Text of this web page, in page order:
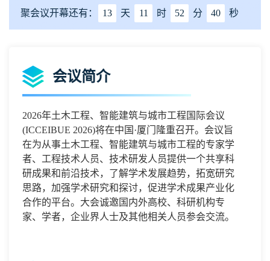
聚会议开幕还有： 13 天 11 时 52 分 40 秒
会议简介
2026年土木工程、智能建筑与城市工程国际会议
(ICCEIBUE 2026)将在中国 ·厦门
隆重召开。会议旨
在为从事土木工程、智能建筑与城市工程的专家学
者、工程技术人员、技术研发人员提供一个共享科
研成果和前沿技术，了解学术发展趋势，拓宽研究
思路，加强学术研究和探讨，促进学术成果产业化
合作的平台。大会诚邀国内外高校、科研机构专
家、学者，企业界人士及其他相关人员参会交流。